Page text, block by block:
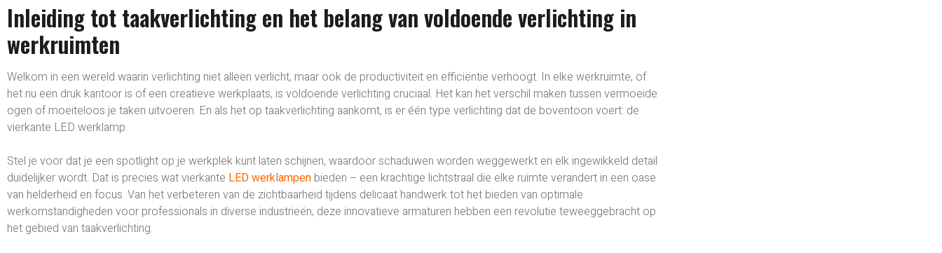
Inleiding tot taakverlichting en het belang van voldoende verlichting in
werkruimten
Welkom in een wereld waarin verlichting niet alleen verlicht, maar ook de productiviteit en efficiëntie verhoogt. In elke werkruimte, of
het nu een druk kantoor is of een creatieve werkplaats, is voldoende verlichting cruciaal. Het kan het verschil maken tussen vermoeide
ogen of moeiteloos je taken uitvoeren. En als het op taakverlichting aankomt, is er één type verlichting dat de boventoon voert: de
vierkante LED werklamp.
Stel je voor dat je een spotlight op je werkplek kunt laten schijnen, waardoor schaduwen worden weggewerkt en elk ingewikkeld detail
duidelijker wordt. Dat is precies wat vierkante LED werklampen bieden – een krachtige lichtstraal die elke ruimte verandert in een oase
van helderheid en focus. Van het verbeteren van de zichtbaarheid tijdens delicaat handwerk tot het bieden van optimale
werkomstandigheden voor professionals in diverse industrieën, deze innovatieve armaturen hebben een revolutie teweeggebracht op
het gebied van taakverlichting.